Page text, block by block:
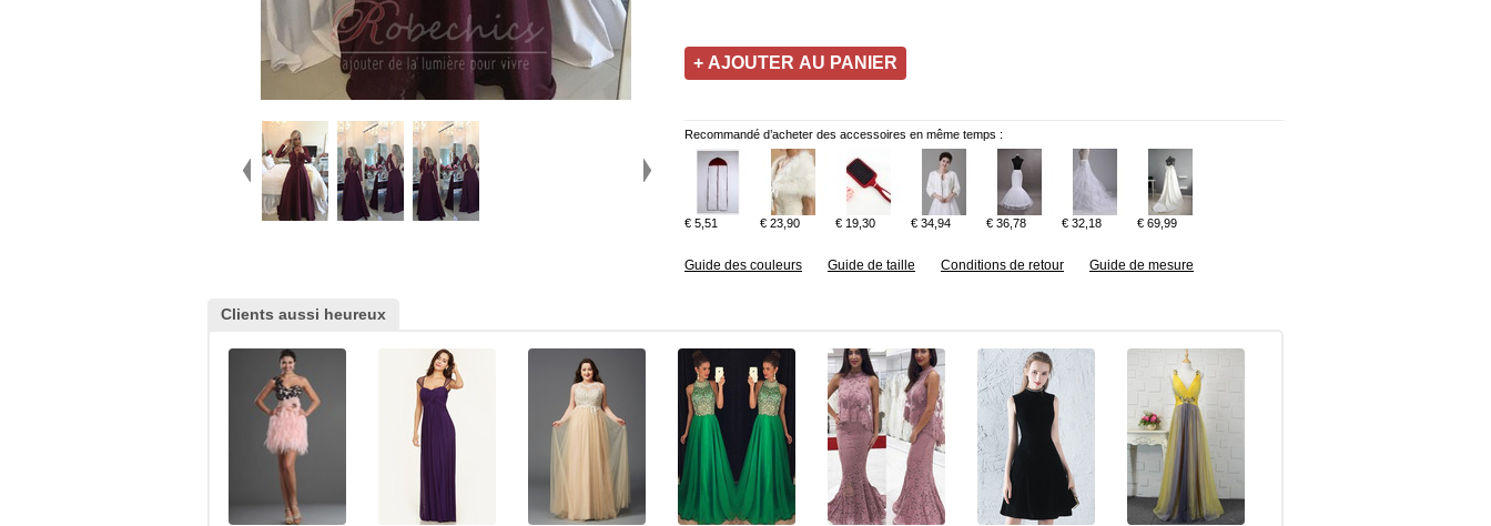
Recommandé d’acheter des accessoires en même temps :
€ 5,51 € 23,90 € 19,30 € 34,94 € 36,78 € 32,18 € 69,99
Guide des couleurs Guide de taille Conditions de retour Guide de mesure
Clients aussi heureux